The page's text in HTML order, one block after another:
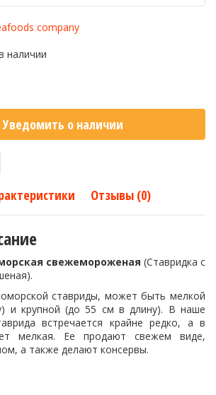
company
наличии
Уведомить о наличии
Отзывы (0)
свежемороженая (Ставридка с
ставриды, может быть мелкой
и крупной (до 55 см в длину). В наше
встречается крайне редко, а в
мелкая. Ее продают свежем виде,
а также делают консервы.